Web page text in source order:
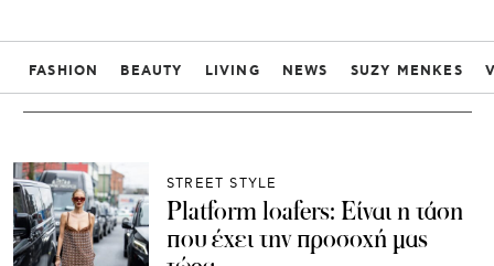
FASHION BEAUTY LIVING NEWS SUZY MENKES
STREET STYLE
Platform loafers: Είναι η τάση
που έχει την προσοχή μας